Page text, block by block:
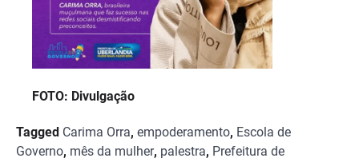
FOTO: Divulgação
Tagged Carima Orra, empoderamento, Escola de
Governo, mês da mulher, palestra, Prefeitura de